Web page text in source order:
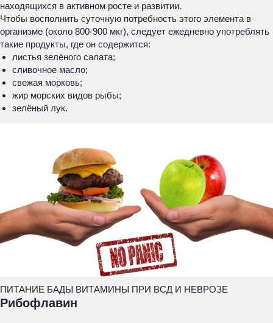
находящихся в активном росте и развитии.
Чтобы восполнить суточную потребность этого элемента в
организме (около 800-900 мкг), следует ежедневно употреблять
такие продукты, где он содержится:
листья зелёного салата;
сливочное масло;
свежая морковь;
жир морских видов рыбы;
зелёный лук.
ПИТАНИЕ БАДЫ ВИТАМИНЫ ПРИ ВСД И НЕВРОЗЕ
Рибофлавин